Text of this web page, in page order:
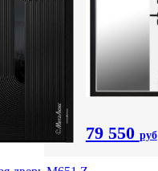
79 550 руб